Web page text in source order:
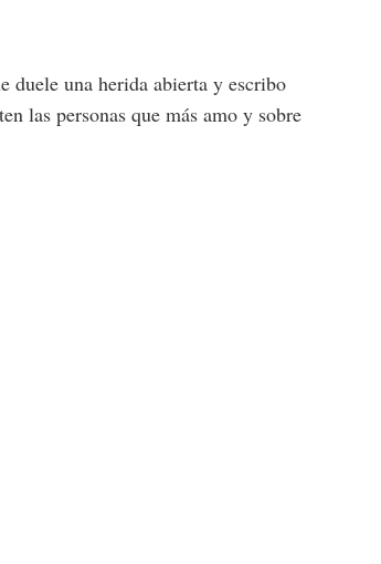
duele una herida abierta y escribo
las personas que más amo y sobre